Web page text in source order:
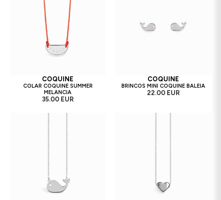
COQUINE
COLAR COQUINE SUMMER
MELANCIA
35.00 EUR
COQUINE
BRINCOS MINI COQUINE BALEIA
22.00 EUR